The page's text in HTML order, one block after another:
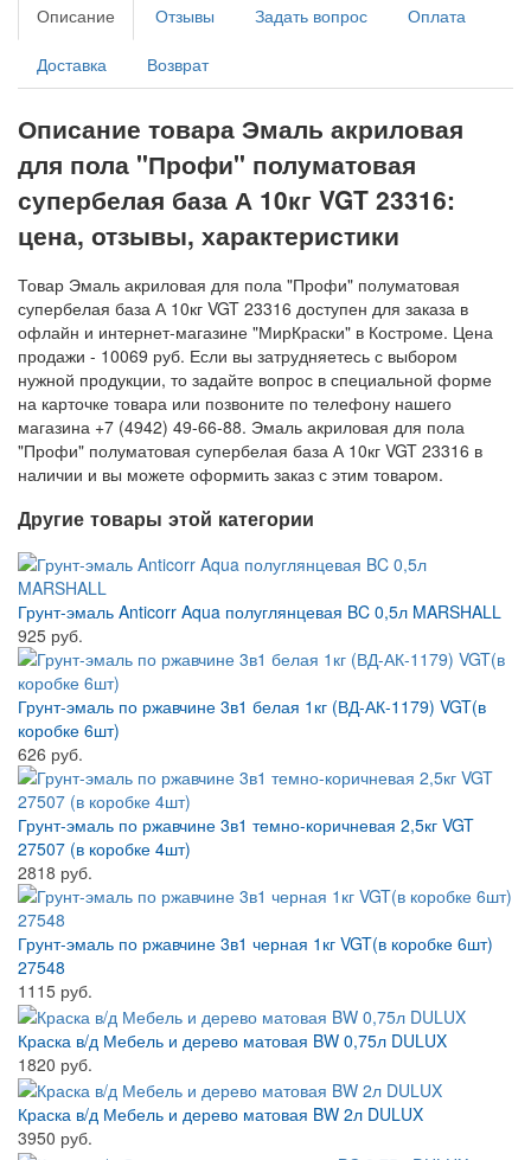
Описание Отзывы Задать вопрос Оплата
Доставка Возврат
Описание товара Эмаль акриловая
для пола "Профи" полуматовая
супербелая база А 10кг VGT 23316:
цена, отзывы, характеристики
Товар Эмаль акриловая для пола "Профи" полуматовая
супербелая база А 10кг VGT 23316 доступен для заказа в
офлайн и интернет-магазине "МирКраски" в Костроме. Цена
продажи - 10069 руб. Если вы затрудняетесь с выбором
нужной продукции, то задайте вопрос в специальной форме
на карточке товара или позвоните по телефону нашего
магазина +7 (4942) 49-66-88. Эмаль акриловая для пола
"Профи" полуматовая супербелая база А 10кг VGT 23316 в
наличии и вы можете оформить заказ с этим товаром.
Другие товары этой категории
Грунт-эмаль Anticorr Aqua полуглянцевая BC 0,5л MARSHALL
925 руб.
Грунт-эмаль по ржавчине 3в1 белая 1кг (ВД-АК-1179) VGT(в
коробке 6шт)
626 руб.
Грунт-эмаль по ржавчине 3в1 темно-коричневая 2,5кг VGT
27507 (в коробке 4шт)
2818 руб.
Грунт-эмаль по ржавчине 3в1 черная 1кг VGT(в коробке 6шт)
27548
1115 руб.
Краска в/д Мебель и дерево матовая BW 0,75л DULUX
1820 руб.
Краска в/д Мебель и дерево матовая BW 2л DULUX
3950 руб.